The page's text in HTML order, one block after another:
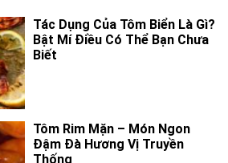
Tác Dụng Của Tôm Biển Là Gì?
Bật Mí Điều Có Thể Bạn Chưa
Biết
Tôm Rim Mặn – Món Ngon
Đậm Đà Hương Vị Truyền
Thống